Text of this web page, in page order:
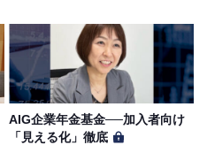
AIG企業年金基金──加入者向け
「見える化」徹底